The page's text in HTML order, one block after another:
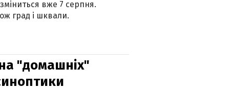
вже 7 серпня.
град і шквали.
"домашніх"